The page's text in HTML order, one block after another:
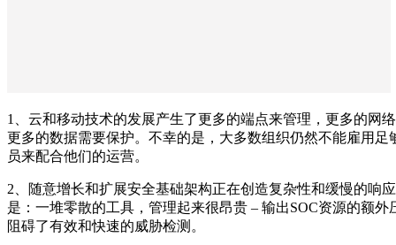
1、云和移动技术的发展产生了更多的端点来管理，更多的网
更多的数据需要保护。不幸的是，大多数组织仍然不能雇用足
员来配合他们的运营。
2、随意增长和扩展安全基础架构正在创造复杂性和缓慢的响
是：一堆零散的工具，管理起来很昂贵 – 输出SOC资源的额外
阻碍了有效和快速的威胁检测。